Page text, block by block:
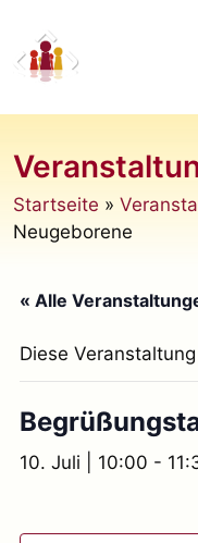
Inhalt
springen
Startseite »
Neugeborene
« Alle
Diese
10. Juli | 10:00 -